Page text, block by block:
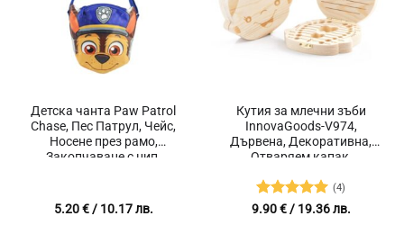
Детска чанта Paw Patrol
Chase, Пес Патрул, Чейс,
Носене през рамо,
Закопчаване с цип,
5.20€/ 10.17 лв.
Кутия за млечни зъби
InnovaGoods-V974,
Дървена, Декоративна,
Отваряем капак,
13 x 3 x 12 см, Кафяв
Оценено с
(4)
9.90€/ 19.36 лв.